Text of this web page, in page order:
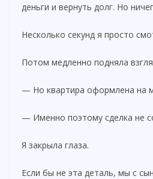
деньги и вернуть долг. Но
Несколько секунд я просто
Потом медленно подняла
— Но квартира оформлена на
— Именно поэтому сделка не
Я закрыла глаза.
Если бы не эта деталь, мы с